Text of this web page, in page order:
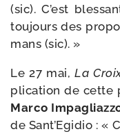
(sic). C’est
tou­jours des
mans (sic). »
Le 27 mai,La
pli­ca­tion de cette
Marco
de Sant’Egidio : «